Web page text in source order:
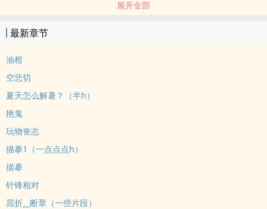
展开全部
最新章节
油柑
空悲切
夏天怎么解暑？（半h）
艳鬼
玩物丧志
描摹1（一点点点h）
描摹
针锋相对
屈折__断章（一些片段）